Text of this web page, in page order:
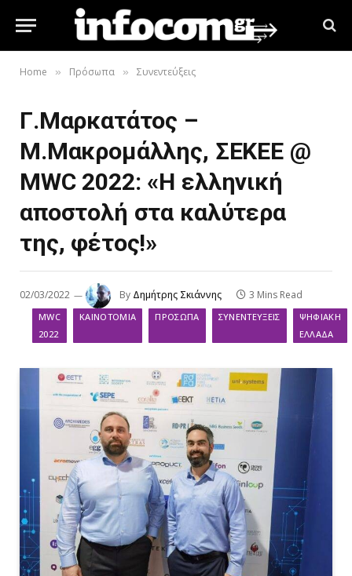
Home » Πρόσωπα » Συνεντεύξεις
Γ.Μαρκατάτος –
Μ.Μακρομάλλης, ΣΕΚΕΕ @
MWC 2022: «H ελληνική
αποστολή στα καλύτερα
της, φέτος!»
02/03/2022 By Δημήτρης Σκιάννης 3 Mins Read
MWC
2022
ΚΑΙΝΟΤΟΜΊΑ ΠΡΌΣΩΠΑ ΣΥΝΕΝΤΕΎΞΕΙΣ
ΨΗΦΙΑΚΉ
ΕΛΛΆΔΑ